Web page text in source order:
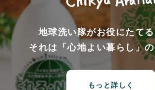
地球洗い隊がお役にたて
それは「心地よい暮らし」
もっと詳しく